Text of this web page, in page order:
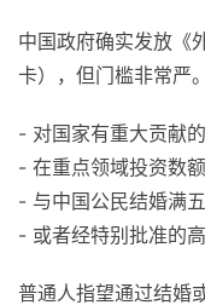
中国政府确实发放《
卡），但门槛非常严
- 对国家有重大贡献的
- 在重点领域投资数
- 与中国公民结婚满
- 或者经特别批准的高
普通人指望通过结婚